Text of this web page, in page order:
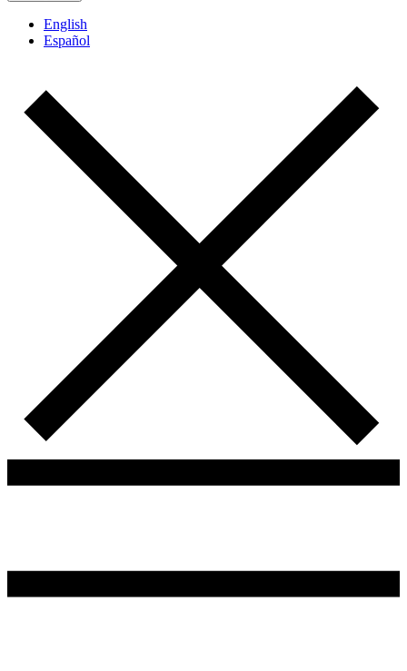
English
Español